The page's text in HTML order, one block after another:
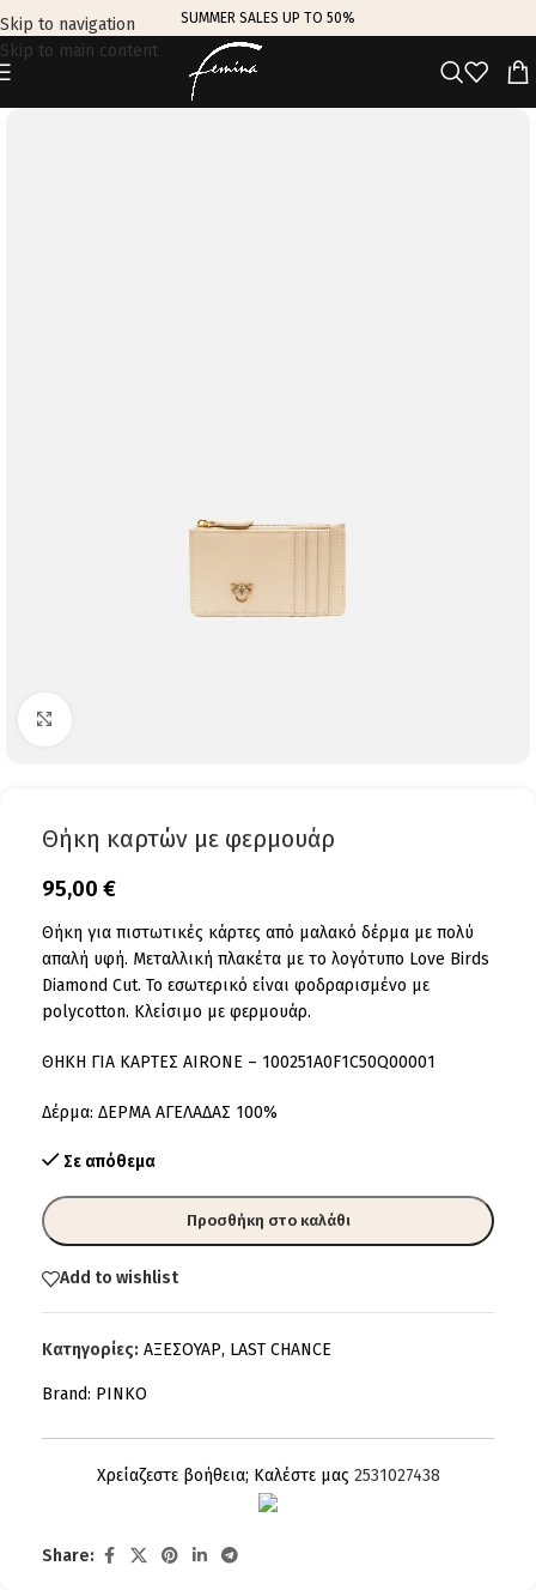
Skip to navigation
Skip to main content
SUMMER SALES UP TO 50%
Θήκη καρτών με φερμουάρ
95,00 €
Θήκη για πιστωτικές κάρτες από μαλακό δέρμα με πολύ
απαλή υφή. Μεταλλική πλακέτα με το λογότυπο Love Birds
Diamond Cut. Το εσωτερικό είναι φοδραρισμένο με
polycotton. Κλείσιμο με φερμουάρ.
ΘΗΚΗ ΓΙΑ ΚΑΡΤΕΣ AIRONE – 100251A0F1C50Q00001
Δέρμα: ΔΕΡΜΑ ΑΓΕΛΑΔΑΣ 100%
Σε απόθεμα
Προσθήκη στο καλάθι
Add to wishlist
Κατηγορίες: ΑΞΕΣΟΥΑΡ, LAST CHANCE
Brand: PINKO
Χρείαζεστε βοήθεια; Καλέστε μας 2531027438
Share: